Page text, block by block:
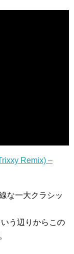
Remix) –
な一大クラシッ
いう辺りからこの